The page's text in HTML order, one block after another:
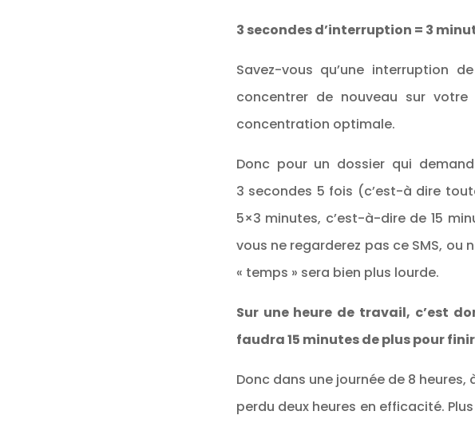
3 secondes d’interruption = 3
Savez-vous qu’une interruption
concentrer de nouveau sur
concentration optimale.
Donc pour un dossier qui
3 secondes 5 fois (c’est-à dire
5×3 minutes, c’est-à-dire de 15
vous ne regarderez pas ce SMS,
« temps » sera bien plus lourde.
Sur une heure de travail, c’est
faudra 15 minutes de plus pour
Donc dans une journée de 8
perdu deux heures en efficacité.